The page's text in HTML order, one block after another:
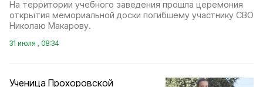
На территории учебного заведения прошла церемония
открытия мемориальной доски погибшему участнику СВО
Николаю Макарову.
31 июля , 08:34
Ученица Прохоровской